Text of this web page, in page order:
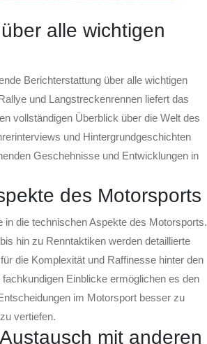
alle wichtigen
Berichterstattung über alle wichtigen
und Langstreckenrennen liefert das
vollständigen Überblick über die Welt des
und Hintergrundgeschichten
Geschehnisse und Entwicklungen in
des Motorsports
die technischen Aspekte des Motorsports.
hin zu Renntaktiken werden detaillierte
die Komplexität und Raffinesse hinter den
Einblicke ermöglichen es den
im Motorsport besser zu
vertiefen.
mit anderen